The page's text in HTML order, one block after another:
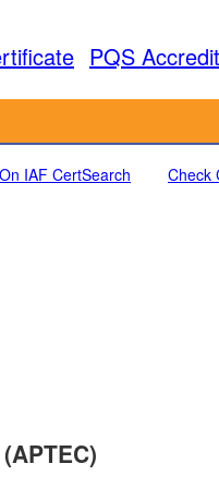
PQS
IAF CertSearch
Check